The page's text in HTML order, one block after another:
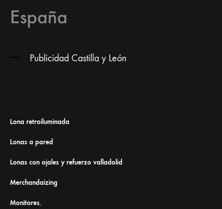
España
Publicidad Castilla y León
Lona retroiluminada
Lonas a pared
Lonas con ojales y refuerzo valladolid
Merchandaizing
Monitores,